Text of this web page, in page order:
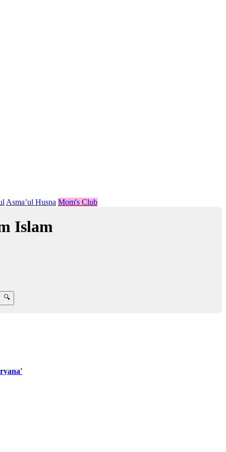
Asma’ul Husna Mom's Club
Islam